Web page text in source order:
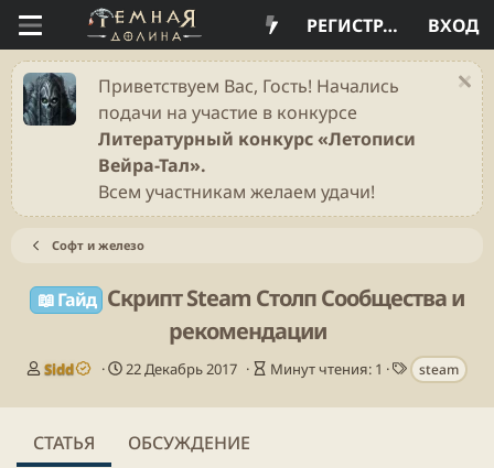
ВХОД
РЕГИСТРАЦИЯ
Приветствуем Вас, Гость! Начались
подачи на участие в конкурсе
Литературный конкурс «Летописи
Вейра-Тал».
Всем участникам желаем удачи!
Софт и железо
📖 Гайд Скрипт Steam Столп Сообщества и
рекомендации
А
т
р
Sidd
Д
т
п
22 Декабрь 2017
В
е
Минут чтения: 1
Т
е
г
steam
СТАТЬЯ ОБСУЖДЕНИЕ